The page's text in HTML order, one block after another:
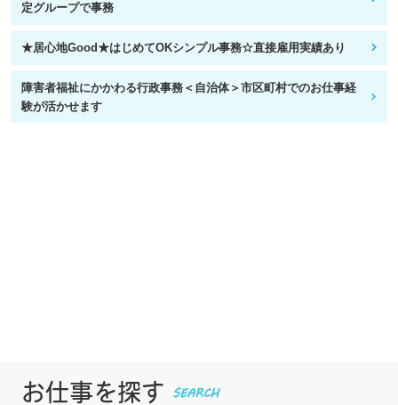
定グループで事務
★居心地Good★はじめてOKシンプル事務☆直接雇用実績あり
障害者福祉にかかわる行政事務＜自治体＞市区町村でのお仕事経
験が活かせます
お仕事を探す